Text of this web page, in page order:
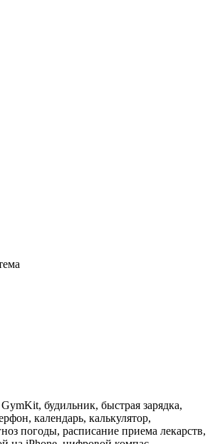
будильник, быстрая зарядка,
календарь, калькулятор,
погоды, расписание приема лекарств,